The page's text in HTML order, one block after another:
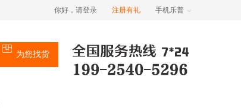
你好，请登录 注册有礼 手机乐普
为您找货